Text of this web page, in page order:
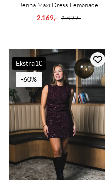
Jenna Maxi Dress Lemonade
2.169,- 2.899,-
Ekstra10
-60%